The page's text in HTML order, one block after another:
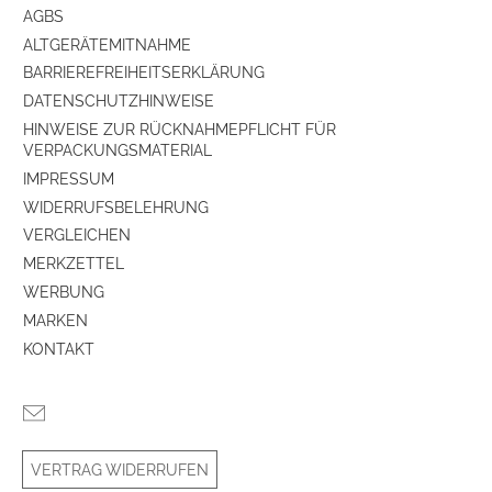
Gehäuse-Material Gehäuse aus MDF-Platten
Farben
Gehäuse-Farben schwarz
Gehäuseeigenschaften
Bauform
Baßreflex-System
Akustisches Prinzip
AGBS
ALTGERÄTEMITNAHME
BARRIEREFREIHEITSERKLÄRUNG
DATENSCHUTZHINWEISE
HINWEISE ZUR RÜCKNAHMEPFLICHT FÜR
VERPACKUNGSMATERIAL
IMPRESSUM
WIDERRUFSBELEHRUNG
VERGLEICHEN
MERKZETTEL
WERBUNG
MARKEN
KONTAKT
VERTRAG WIDERRUFEN